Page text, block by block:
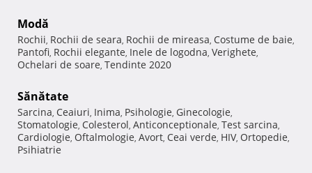
Modă
Rochii, Rochii de seara, Rochii de mireasa, Costume de baie,
Pantofi, Rochii elegante, Inele de logodna, Verighete,
Ochelari de soare, Tendinte 2020
Sănătate
Sarcina, Ceaiuri, Inima, Psihologie, Ginecologie,
Stomatologie, Colesterol, Anticonceptionale, Test sarcina,
Cardiologie, Oftalmologie, Avort, Ceai verde, HIV, Ortopedie,
Psihiatrie